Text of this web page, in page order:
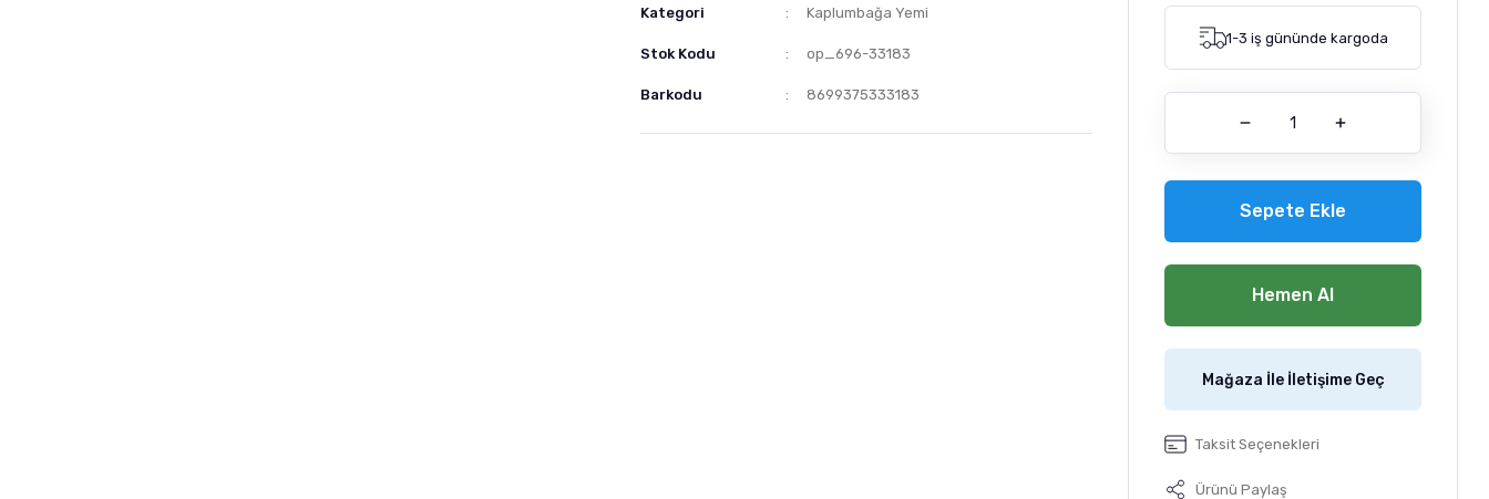
Kategori Kaplumbağa Yemi
Stok Kodu op_696-33183
Barkodu 8699375333183
1-3 iş gününde kargoda
Sepete Ekle
Hemen Al
Mağaza İle İletişime Geç
Taksit Seçenekleri
Ürünü Paylaş